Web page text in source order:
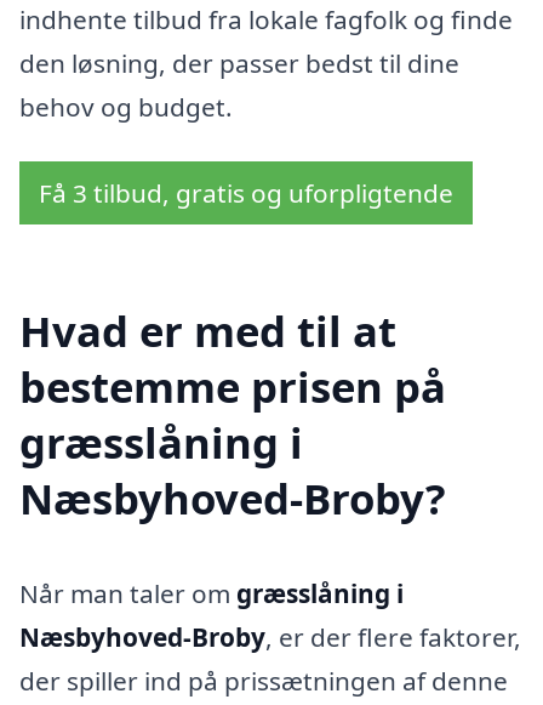
indhente tilbud fra lokale fagfolk og finde
den løsning, der passer bedst til dine
behov og budget.
Få 3 tilbud, gratis og uforpligtende
Hvad er med til at
bestemme prisen på
græsslåning i
Næsbyhoved-Broby?
Når man taler om græsslåning i
Næsbyhoved-Broby, er der flere faktorer,
der spiller ind på prissætningen af denne